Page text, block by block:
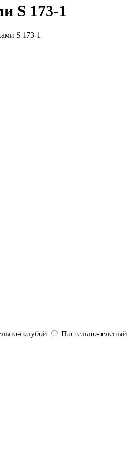
S 173-1
S 173-1
голубой Пастельно-зеленый